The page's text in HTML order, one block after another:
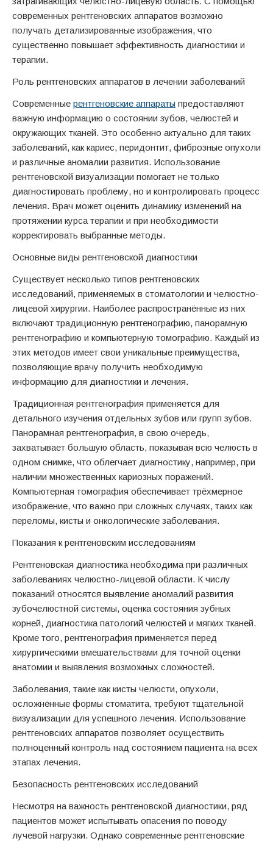
современных рентгеновских аппаратов возможно
получать детализированные изображения, что
существенно повышает эффективность диагностики и
терапии.
Роль рентгеновских аппаратов в лечении заболеваний
Современные рентгеновские аппараты предоставляют
важную информацию о состоянии зубов, челюстей и
окружающих тканей. Это особенно актуально для таких
заболеваний, как кариес, перидонтит, фиброзные опухоли
и различные аномалии развития. Использование
рентгеновской визуализации помогает не только
диагностировать проблему, но и контролировать процесс
лечения. Врач может оценить динамику изменений на
протяжении курса терапии и при необходимости
корректировать выбранные методы.
Основные виды рентгеновской диагностики
Существует несколько типов рентгеновских
исследований, применяемых в стоматологии и челюстно-
лицевой хирургии. Наиболее распространённые из них
включают традиционную рентгенографию, панорамную
рентгенографию и компьютерную томографию. Каждый из
этих методов имеет свои уникальные преимущества,
позволяющие врачу получить необходимую
информацию для диагностики и лечения.
Традиционная рентгенография применяется для
детального изучения отдельных зубов или групп зубов.
Панорамная рентгенография, в свою очередь,
захватывает большую область, показывая всю челюсть в
одном снимке, что облегчает диагностику, например, при
наличии множественных кариозных поражений.
Компьютерная томография обеспечивает трёхмерное
изображение, что важно при сложных случаях, таких как
переломы, кисты и онкологические заболевания.
Показания к рентгеновским исследованиям
Рентгеновская диагностика необходима при различных
заболеваниях челюстно-лицевой области. К числу
показаний относятся выявление аномалий развития
зубочелюстной системы, оценка состояния зубных
корней, диагностика патологий челюстей и мягких тканей.
Кроме того, рентгенография применяется перед
хирургическими вмешательствами для точной оценки
анатомии и выявления возможных сложностей.
Заболевания, такие как кисты челюсти, опухоли,
осложнённые формы стоматита, требуют тщательной
визуализации для успешного лечения. Использование
рентгеновских аппаратов позволяет осуществить
полноценный контроль над состоянием пациента на всех
этапах лечения.
Безопасность рентгеновских исследований
Несмотря на важность рентгеновской диагностики, ряд
пациентов может испытывать опасения по поводу
лучевой нагрузки. Однако современные рентгеновские